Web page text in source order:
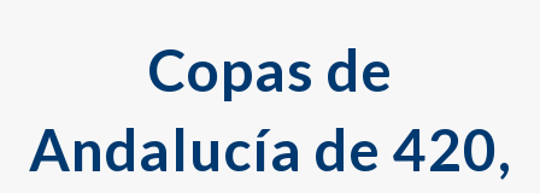
Copas de
Andalucía de 420,